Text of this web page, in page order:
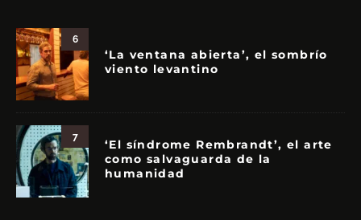
6
‘La ventana abierta’, el sombrío
viento levantino
7
‘El síndrome Rembrandt’, el arte
como salvaguarda de la
humanidad